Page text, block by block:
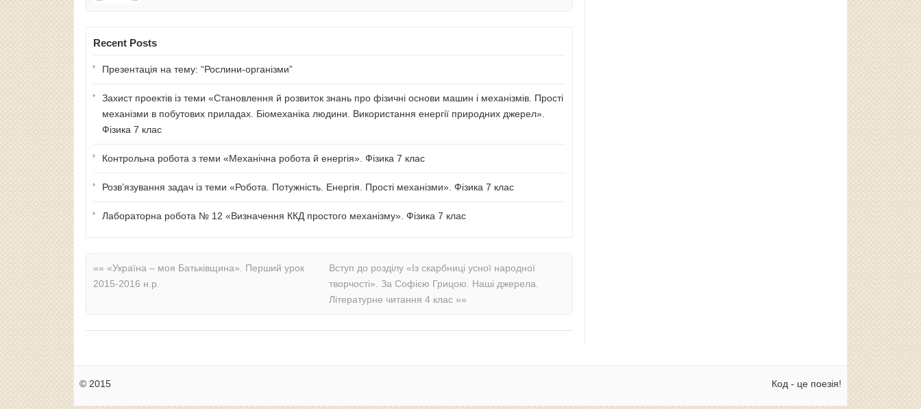
Recent Posts
Презентація на тему: “Рослини-організми”
Захист проектів із теми «Становлення й розвиток знань про фізичні основи машин і механізмів. Прості
механізми в побутових приладах. Біомеханіка людини. Використання енергії природних джерел».
Фізика 7 клас
Контрольна робота з теми «Механічна робота й енергія». Фізика 7 клас
Розв’язування задач із теми «Робота. Потужність. Енергія. Прості механізми». Фізика 7 клас
Лабораторна робота № 12 «Визначення ККД простого механізму». Фізика 7 клас
«« «Україна – моя Батьківщина». Перший урок
2015-2016 н.р.
Вступ до розділу «Із скарбниці усної народної
творчості». За Софією Грицою. Наші джерела.
Літературне читання 4 клас »»
© 2015 Код - це поезія!